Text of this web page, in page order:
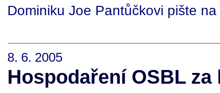
Dominiku Joe Pantůčkovi pište
8. 6. 2005
Hospodaření OSBL za